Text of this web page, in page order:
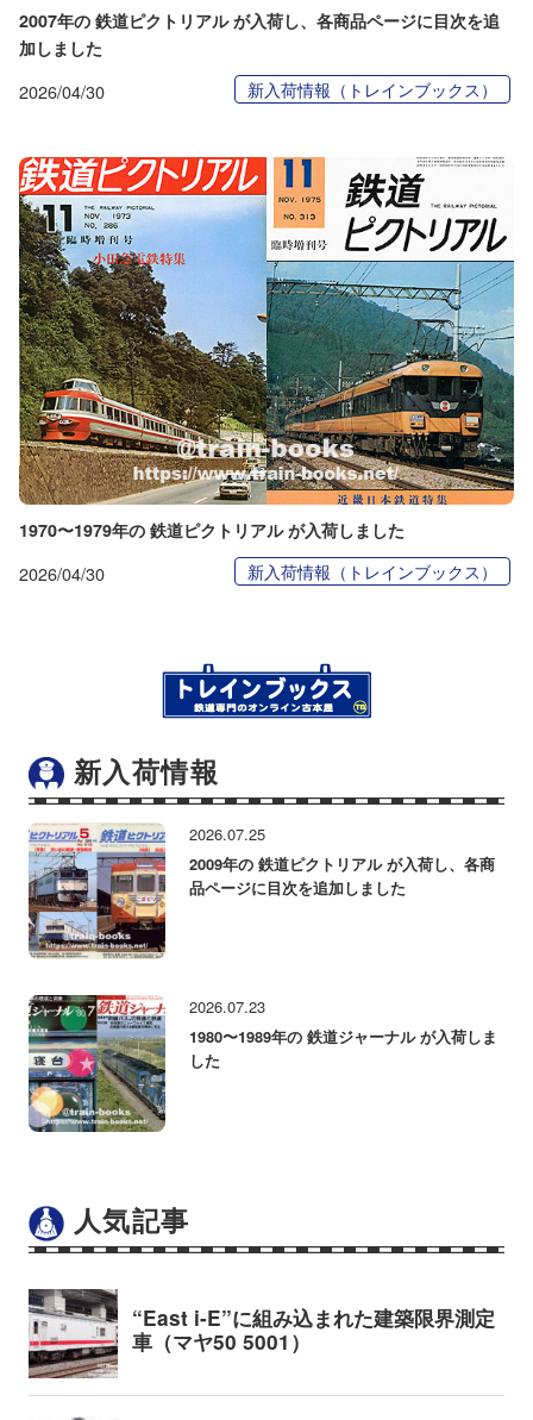
2007年の 鉄道ピクトリアル が入荷し、各商品ページに目次を追
加しました
2026/04/30 新入荷情報（トレインブックス）
1970〜1979年の 鉄道ピクトリアル が入荷しました
2026/04/30 新入荷情報（トレインブックス）
新入荷情報
2026.07.25
2009年の 鉄道ピクトリアル が入荷し、各商
品ページに目次を追加しました
2026.07.23
1980〜1989年の 鉄道ジャーナル が入荷しま
した
人気記事